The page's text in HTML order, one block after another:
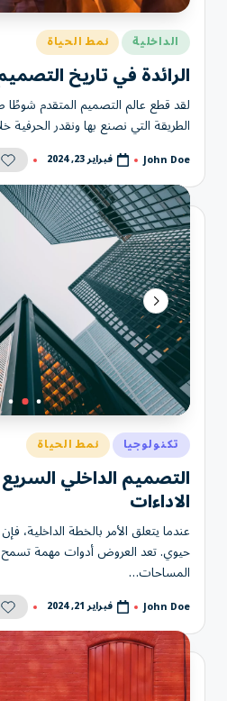
نُشر
في
الداخلية نمط الحياة
الرائدة في تاريخ
لقد قطع عالم التصميم المتقدم شوطًا
الطريقة التي نصنع بها ونقدر الحرفية
تمّ
بواسطة
John Doe فبراير 23, 2024
نُشر
في
تكنولوجيا نمط الحياة
التصميم الداخلي
الاداءات
عندما يتعلق الأمر بالخطة الداخلية،
حيوي. تعد العروض أدوات مهمة تسمح
المساحات…
تمّ
بواسطة
John Doe فبراير 21, 2024